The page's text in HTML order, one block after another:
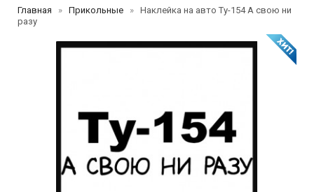
Главная Прикольные
Наклейка на авто Ту-154 А свою ни
разу